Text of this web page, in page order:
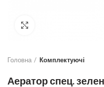
Головна Комплектуючі
Аератор спец.